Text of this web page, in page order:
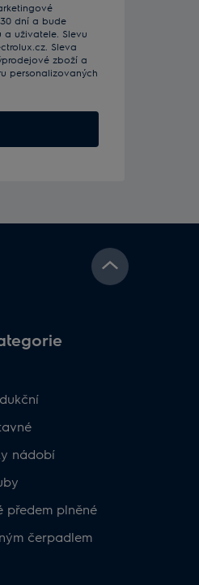
dní a bude
uživatele. Slevu
Sleva
zboží a
personalizovaných
nádobí
předem plněné
čerpadlem